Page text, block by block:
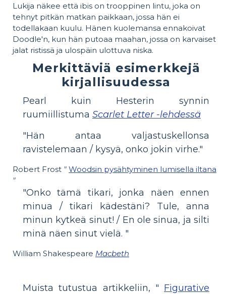
Lukija näkee että ibis on trooppinen lintu, joka on
tehnyt pitkän matkan paikkaan, jossa hän ei
todellakaan kuulu. Hänen kuolemansa ennakoivat
Doodle'n, kun hän putoaa maahan, jossa on karvaiset
jalat ristissä ja ulospäin ulottuva niska.
Merkittäviä esimerkkejä
kirjallisuudessa
Pearl kuin Hesterin synnin
ruumiillistuma Scarlet Letter -lehdessä
"Hän antaa valjastuskellonsa
ravistelemaan / kysyä, onko jokin virhe."
Robert Frost " Woodsin pysähtyminen lumisella iltana
"
"Onko tämä tikari, jonka näen ennen
minua / tikari kädestäni? Tule, anna
minun kytkeä sinut! / En ole sinua, ja silti
minä näen sinut vielä. "
William Shakespeare Macbeth
Muista tutustua artikkeliin, " Figurative